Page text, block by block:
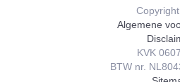
Algemene
KVK
BTW nr.